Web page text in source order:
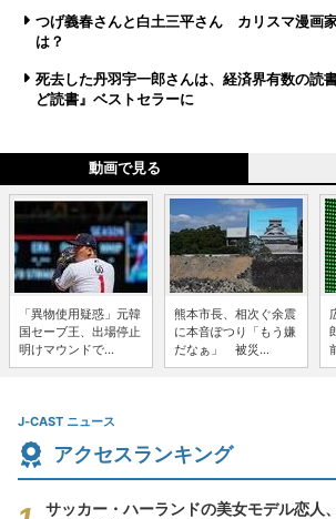
つげ義春さんと白土三平さん カリスマ漫画
は？
死去した丹羽宇一郎さんは、経済界有数の
ど読書』ベストセラーに
動画で見る
「異物使用疑惑」元韓
国セーブ王、出場停止
明けマウンドで...
熊本市長、相次ぐ余震
に本音ぽつり「もう嫌
だなぁ」 被災...
J-CAST ニュース
アクセスランキング
サッカー・ハーランドの美女モデル恋人